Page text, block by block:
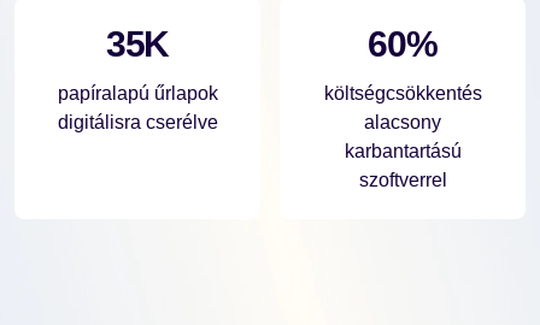
35K
papíralapú űrlapok
digitálisra cserélve
60%
költségcsökkentés
alacsony
karbantartású
szoftverrel